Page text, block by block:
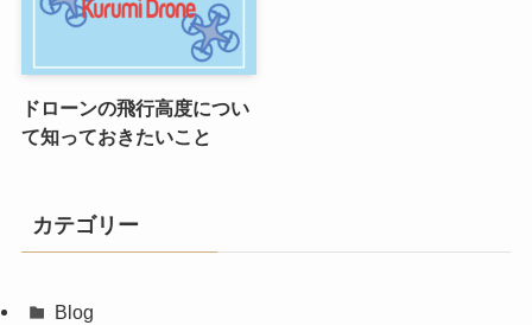
ドローンの飛行高度につい
て知っておきたいこと
カテゴリー
Blog